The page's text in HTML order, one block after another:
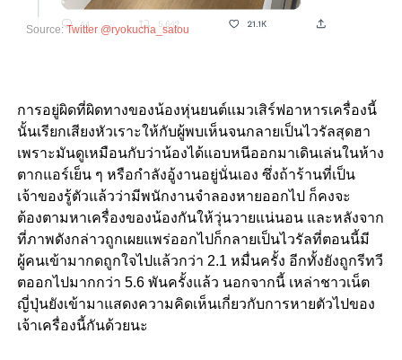
Source:Twitter @ryokucha_satou
การอยู่ผิดที่ผิดทางของน้องหุ่นยนต์แมวเสิร์ฟอาหารเครื่องนี้
นั้นเรียกเสียงหัวเราะให้กับผู้พบเห็นจนกลายเป็นไวรัลสุดฮา
เพราะมันดูเหมือนกับว่าน้องได้แอบหนีออกมาเดินเล่นในห้าง
ตากแอร์เย็น ๆ หรือกำลังอู้งานอยู่นั่นเอง ซึ่งถ้าร้านที่เป็น
เจ้าของรู้ตัวแล้วว่ามีพนักงานจำลองหายออกไป ก็คงจะ
ต้องตามหาเครื่องของน้องกันให้วุ่นวายแน่นอน และหลังจาก
ที่ภาพดังกล่าวถูกเผยแพร่ออกไปก็กลายเป็นไวรัลที่ตอนนี้มี
ผู้คนเข้ามากดถูกใจไปแล้วกว่า 2.1 หมื่นครั้ง อีกทั้งยังถูกรีทวี
ตออกไปมากกว่า 5.6 พันครั้งแล้ว นอกจากนี้ เหล่าชาวเน็ต
ญี่ปุ่นยังเข้ามาแสดงความคิดเห็นเกี่ยวกับการหายตัวไปของ
เจ้าเครื่องนี้กันด้วยนะ